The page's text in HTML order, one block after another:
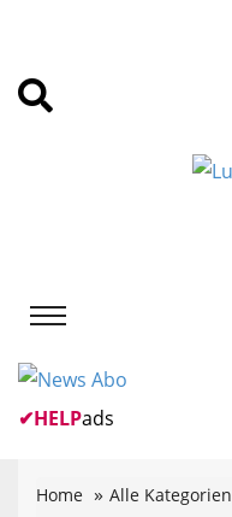
✔HELPads
Home Alle Kategorien